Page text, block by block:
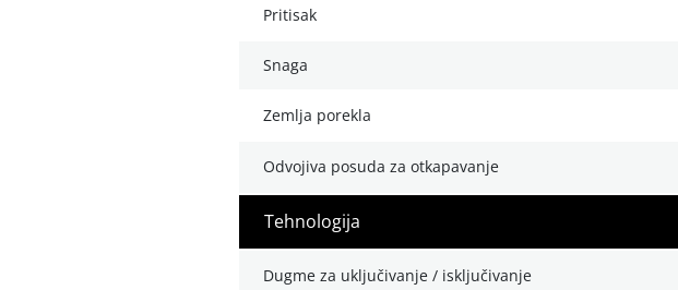
pritisak
snaga
zemlja porekla
odvojiva posuda za otkapavanje
tehnologija
dugme za uključivanje / isključivanje